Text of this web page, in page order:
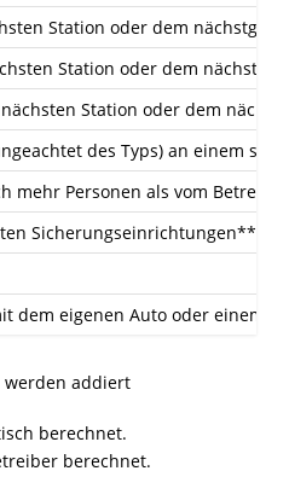
Station oder dem
Station oder dem
Station oder dem
des Typs) an einem
mehr Personen als vom
Sicherungseinrichtungen**
dem eigenen Auto oder einem
werden addiert
berechnet.
berechnet.